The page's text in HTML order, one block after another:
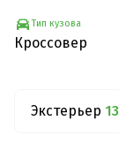
Тип кузова
Кроссовер
Экстерьер 13